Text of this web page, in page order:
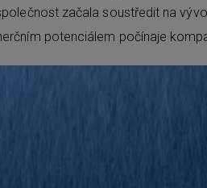
začala soustředit na
potenciálem počínaje